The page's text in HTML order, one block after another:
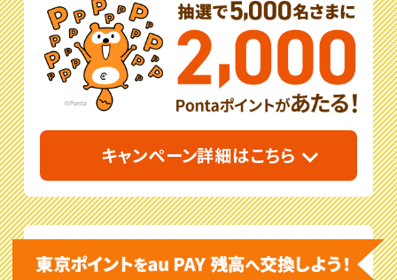
キャンペーン詳細はこちら